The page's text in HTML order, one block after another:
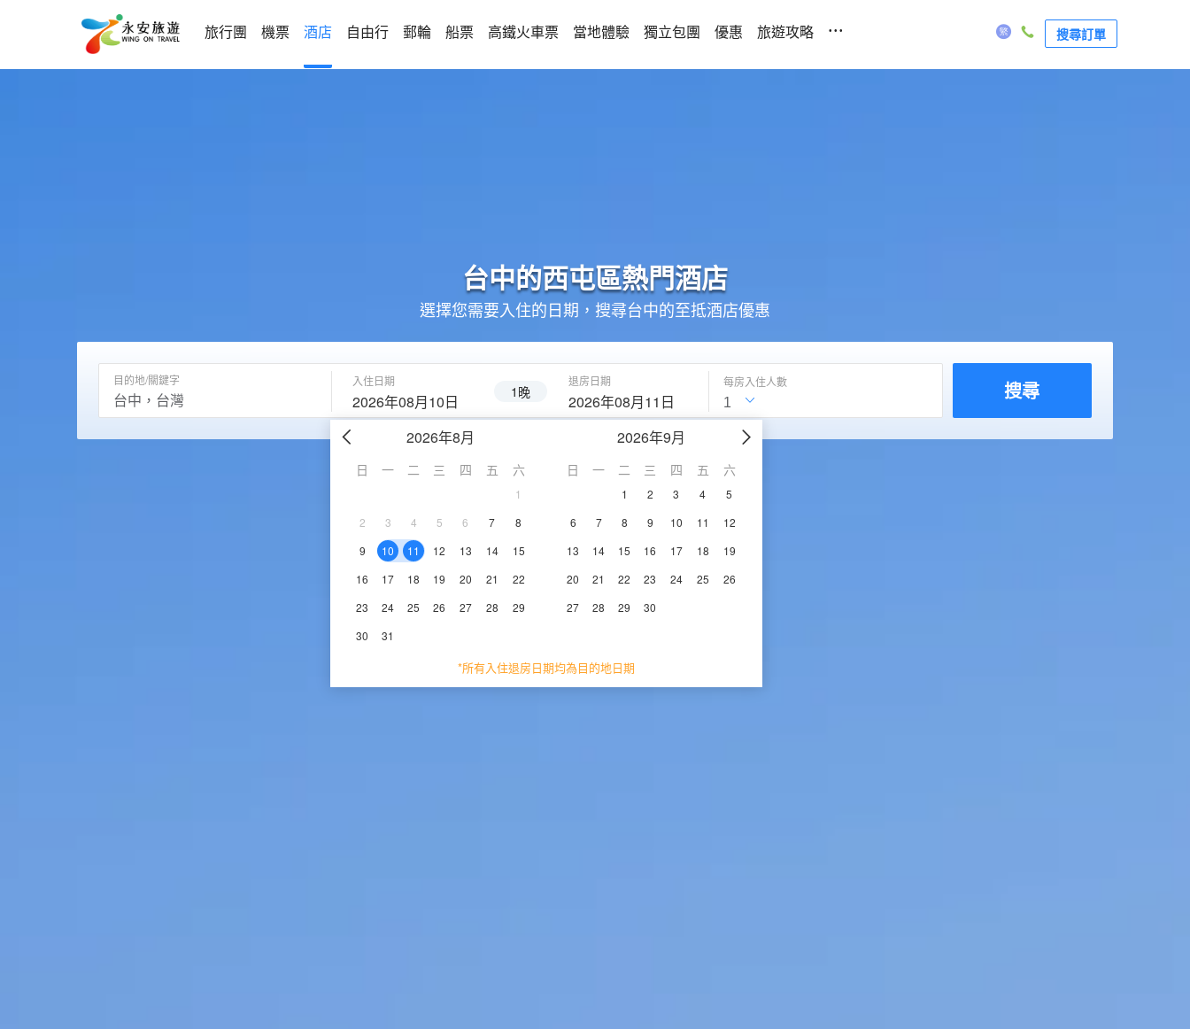
旅行團 機票 酒店 自由行 郵輪 船票 高鐵火車票 當地體驗 獨立包團 優惠 旅遊攻略 ... 搜尋訂單
台中的西屯區熱門酒店
選擇您需要入住的日期，搜尋台中的至抵酒店優惠
目的地/關鍵字 入住日期
2026年08月10日 1晚
退房日期
2026年08月11日
2026年8月
日 一 二 三 四 五 六
1
2
3 4 5 6 7
8
9
10 11 12 13 14
15
16
17 18 19 20 21
22
23
24 25 26 27 28
29
30
31
2026年9月
日 一 二 三 四 五 六
1 2 3 4
5
6
7 8 9 10 11
12
13
14 15 16 17 18
19
20
21 22 23 24 25
26
27
28 29 30
*所有入住退房日期均為目的地日期
每房入住人數 搜尋